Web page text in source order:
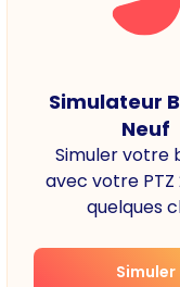
Simulateur
Neuf
Simuler votre
avec votre PTZ
quelques
Simuler